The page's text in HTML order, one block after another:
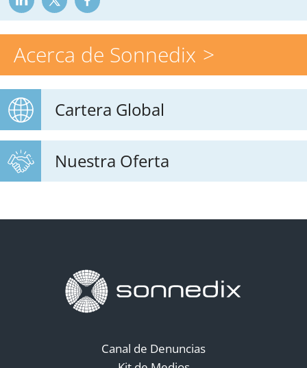
Acerca de Sonnedix
Cartera Global
Nuestra Oferta
Canal de Denuncias